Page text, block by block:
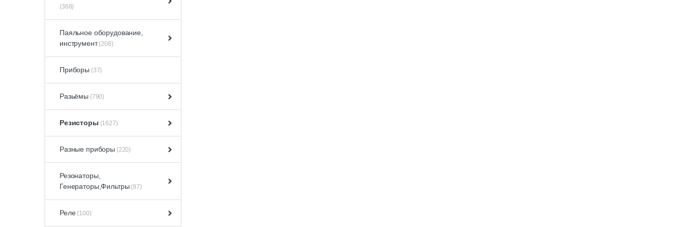
(368)
Паяльное оборудование,
инструмент(208)
Приборы (37)
Разьёмы (790)
Резисторы (1627)
Разные приборы (220)
Резонаторы,
Генераторы,Фильтры (87)
Реле(100)